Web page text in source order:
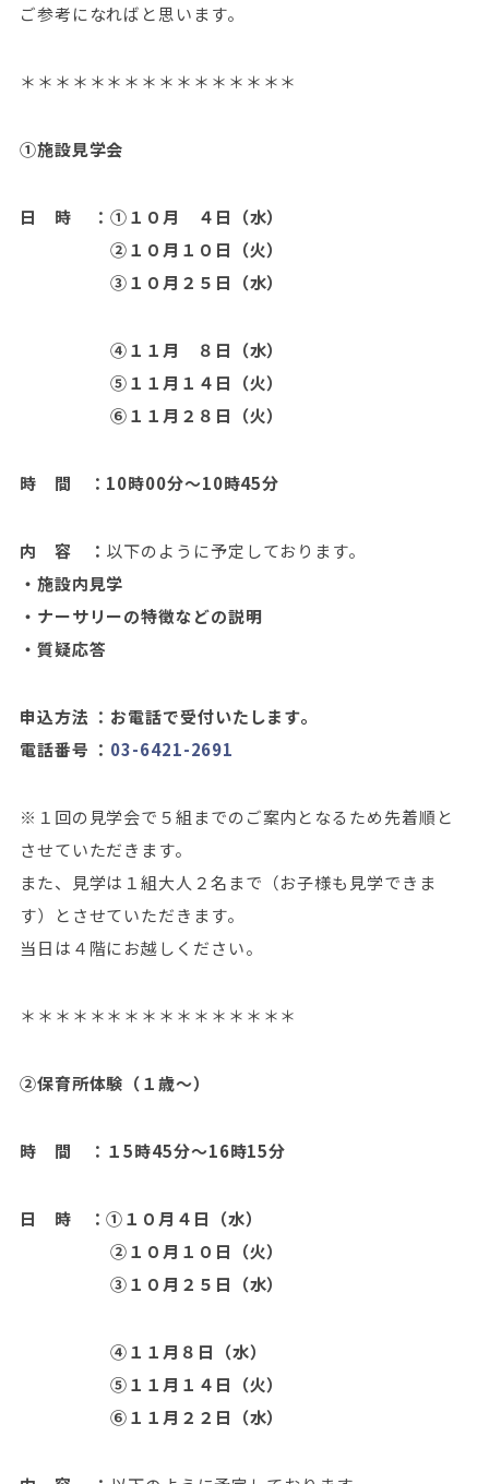
ご参考になればと思います。
＊＊＊＊＊＊＊＊＊＊＊＊＊＊＊＊
①施設見学会
日 時 ：①１０月 ４日（水）
②１０月１０日（火）
③１０月２５日（水）
④１１月 ８日（水）
⑤１１月１４日（火）
⑥１１月２８日（火）
時 間 ：10時00分～10時45分
内 容 ： 以下のように予定しております。
・施設内見学
・ナーサリーの特徴などの説明
・質疑応答
申込方法 ：お電話で受付いたします。
電話番号 ： 03-6421-2691
※１回の見学会で５組までのご案内となるため先着順と
させていただきます。
また、見学は１組大人２名まで（お子様も見学できま
す）とさせていただきます。
当日は４階にお越しください。
＊＊＊＊＊＊＊＊＊＊＊＊＊＊＊＊
②保育所体験（１歳～）
時 間 ：１5時45分～16時15分
日 時 ：①１０月４日（水）
②１０月１０日（火）
③１０月２５日（水）
④１１月８日（水）
⑤１１月１４日（火）
⑥１１月２２日（水）